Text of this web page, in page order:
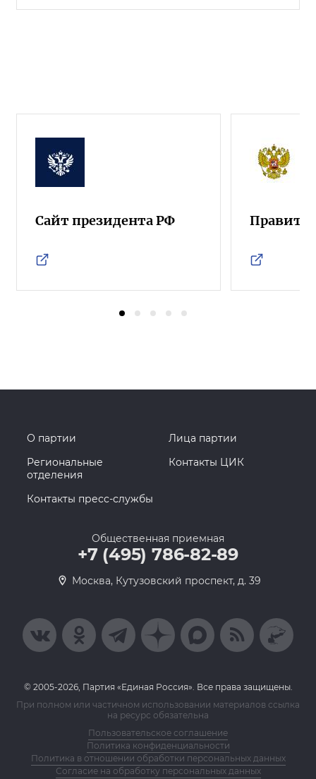
Сайт президента РФ
О партии
Лица партии
Региональные
отделения
Контакты ЦИК
Контакты пресс-службы
Общественная приемная
+7 (495) 786-82-89
Москва, Кутузовский проспект, д. 39
© 2005-2026, Партия «Единая Россия». Все права защищены.
При полном или частичном использовании материалов ссылка
на ресурс обязательна
Пользовательское соглашение
Политика конфиденциальности
Политика в отношении обработки персональных данных
Согласие на обработку персональных данных